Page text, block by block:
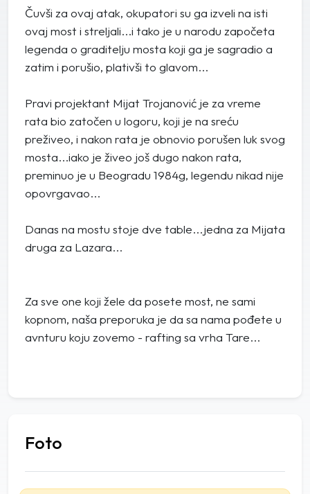
Čuvši za ovaj atak, okupatori su ga izveli na isti
ovaj most i streljali...i tako je u narodu započeta
legenda o graditelju mosta koji ga je sagradio a
zatim i porušio, plativši to glavom...
Pravi projektant Mijat Trojanović je za vreme
rata bio zatočen u logoru, koji je na sreću
preživeo, i nakon rata je obnovio porušen luk svog
mosta...iako je živeo još dugo nakon rata,
preminuo je u Beogradu 1984g, legendu nikad nije
opovrgavao...
Danas na mostu stoje dve table...jedna za Mijata
druga za Lazara...
Za sve one koji žele da posete most, ne sami
kopnom, naša preporuka je da sa nama pođete u
avnturu koju zovemo - rafting sa vrha Tare...
Foto